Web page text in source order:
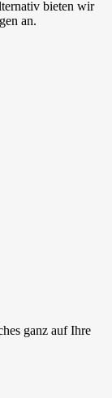
bieten wir
an.
ganz auf Ihre